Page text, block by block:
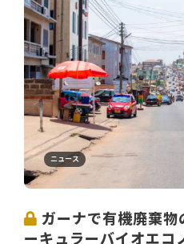
ニュース
ガーナで有機廃棄
ーキュラーバイオエコ